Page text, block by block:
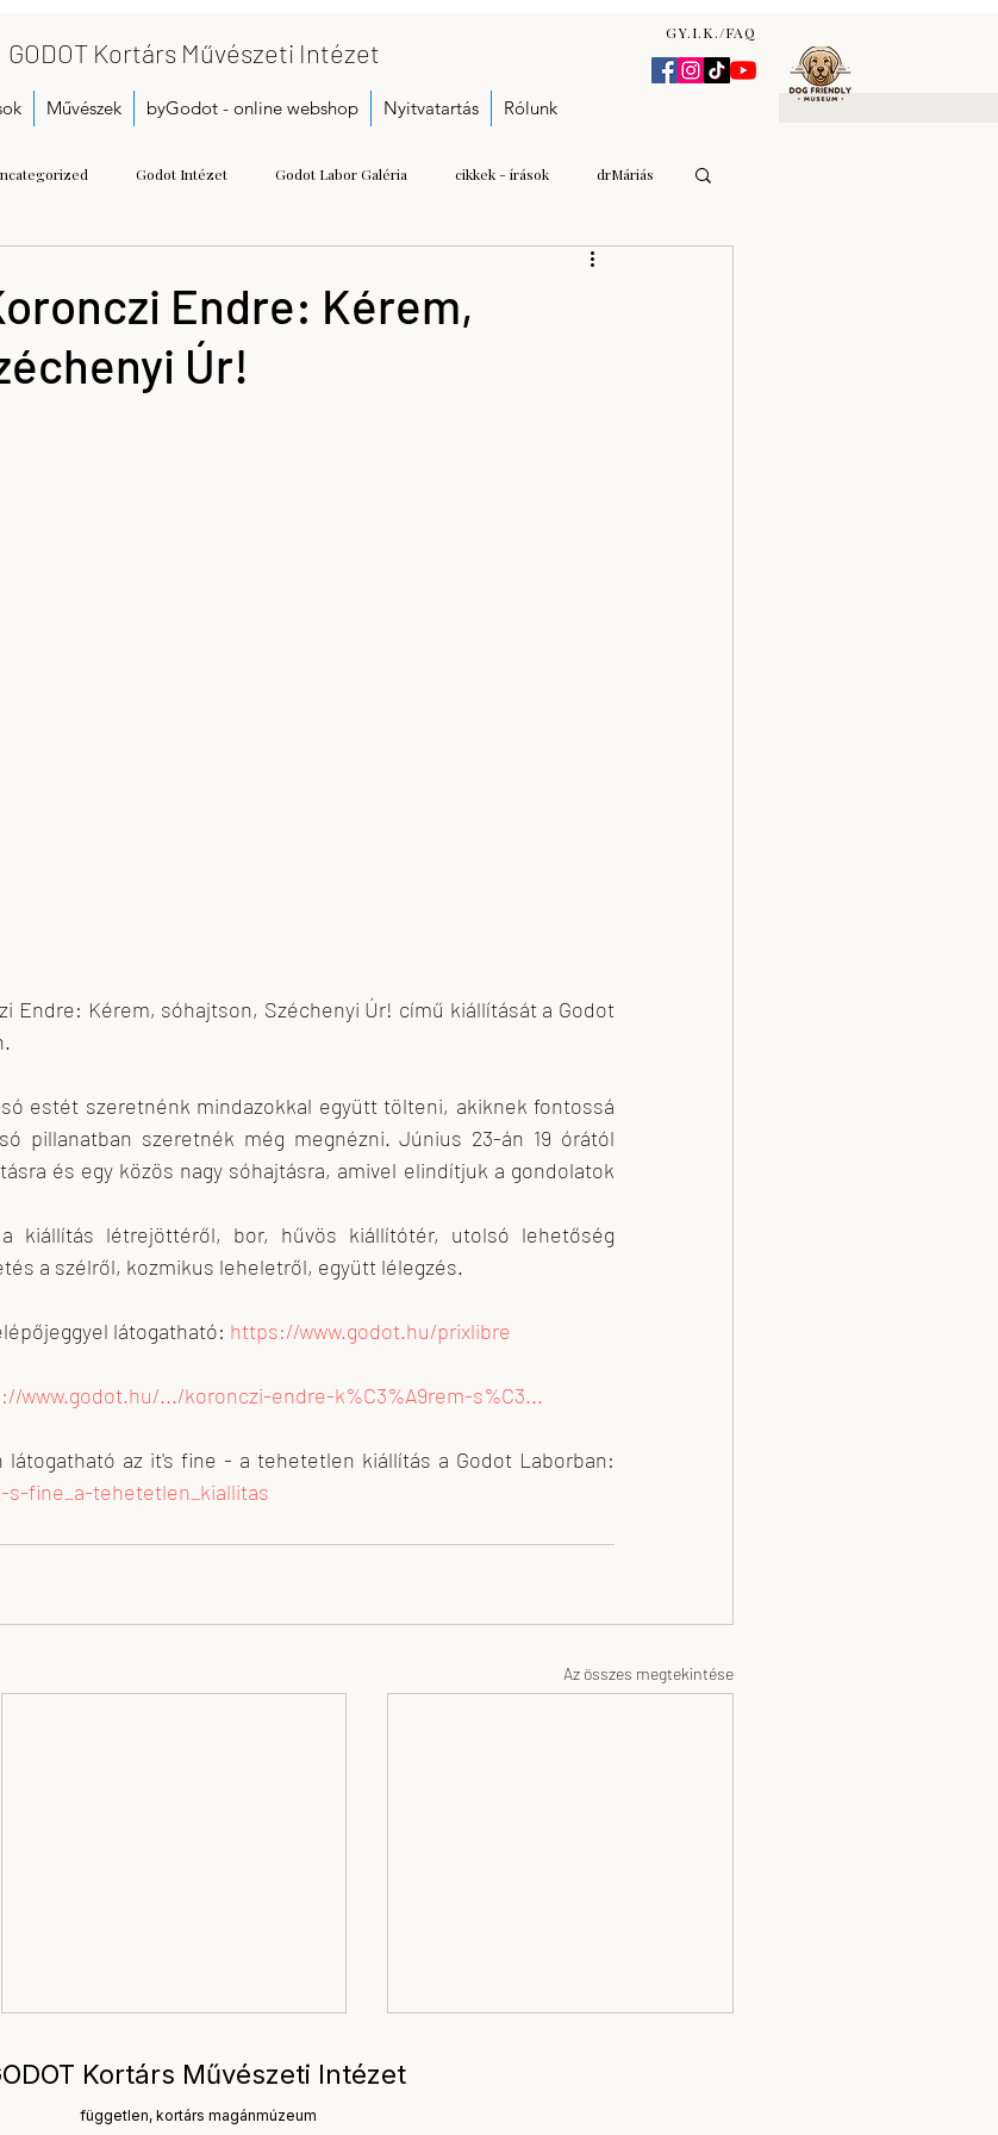
GODOT Kortárs Művészeti Intézet
GY.I.K./FAQ
Művészek byGodot - online webshop Nyitvatartás Rólunk
Godot Intézet Godot Labor Galéria cikkek - írások drMáriás
Gulyás Andrea Katalin
Gáspár Annamária
Endre: Kérem,
Úr!
Endre: Kérem, sóhajtson, Széchenyi Úr! című kiállítását a Godot
estét szeretnénk mindazokkal együtt tölteni, akiknek fontossá
pillanatban szeretnék még megnézni. Június 23-án 19 órától
és egy közös nagy sóhajtásra, amivel elindítjuk a gondolatok
kiállítás létrejöttéről, bor, hűvös kiállítótér, utolsó lehetőség
a szélről, kozmikus leheletről, együtt lélegzés.
látogatható: https://www.godot.hu/prixlibre
www.godot.hu/.../koronczi-endre-k%C3%A9rem-s%C3...
fine_a-tehetetlen_kiallitas
Az összes megtekintése
Kortárs Művészeti Intézet
független, kortárs magánmúzeum